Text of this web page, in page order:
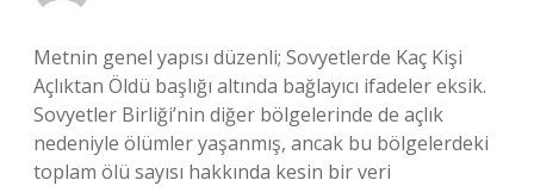
Metnin genel yapısı düzenli; Sovyetlerde Kaç Kişi
Açlıktan Öldü başlığı altında bağlayıcı ifadeler eksik.
Sovyetler Birliği’nin diğer bölgelerinde de açlık
nedeniyle ölümler yaşanmış, ancak bu bölgelerdeki
toplam ölü sayısı hakkında kesin bir veri